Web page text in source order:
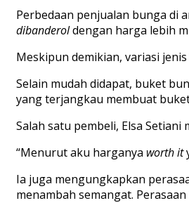
Perbedaan penjualan bunga di
dibanderoldengan harga lebih
Meskipun demikian, variasi
Selain mudah didapat, buket
yang terjangkau membuat
Salah satu pembeli, Elsa
“Menurut aku harganya worth it
Ia juga mengungkapkan
menambah semangat.